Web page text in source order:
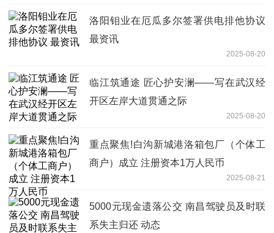
洛阳钼业在厄瓜多尔签署供电排他协议
最资讯
2025-08-20
临江筑通途 匠心护安澜——写在武汉经
开区左岸大道贯通之际
2025-08-20
重点聚焦!白沟新城港洛箱包厂（个体工
商户）成立 注册资本1万人民币
2025-08-21
5000元现金遗落公交 南昌驾驶员及时联
系失主归还 动态